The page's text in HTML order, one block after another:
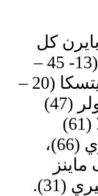
كل
من: هاري كين (13- 45 –
70) وليون جوريتسكا (20 –
93) وتوماس مولر (47)
وجمال موسيالا (61)
وسيرجي جنابري (66)،
(31).